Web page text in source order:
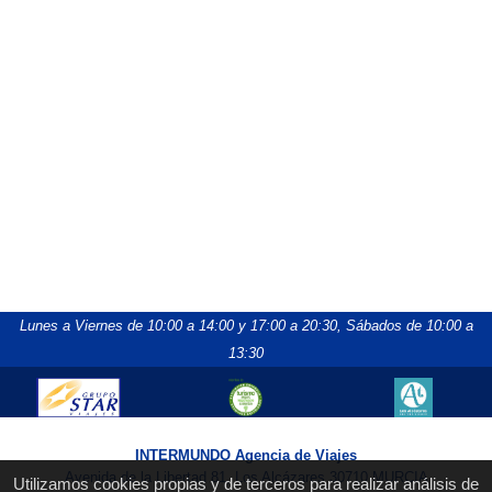
Utilizamos cookies propias y de terceros para realizar análisis de
Lunes a Viernes de 10:00 a 14:00 y 17:00 a 20:30, Sábados de 10:00 a
13:30
INTERMUNDO Agencia de Viajes
Avenida de la Libertad 81, Los Alcázares 30710 MURCIA